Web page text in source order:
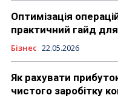
Оптимізація
практичний гайд
Бізнес 22.05.2026
Як рахувати
чистого заробітку